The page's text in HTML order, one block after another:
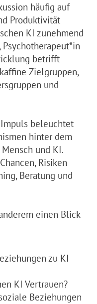
häufig auf
Produktivität
KI zunehmend
Psychotherapeut*in
betrifft
Zielgruppen,
und
beleuchtet
hinter dem
und KI.
Risiken
Beratung und
einen Blick
zu KI
KI Vertrauen?
Beziehungen